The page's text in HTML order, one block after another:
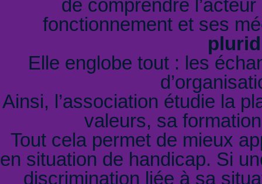
de comprendre
fonctionnement et ses
Elle englobe tout : les
Ainsi, l’association étudie la
valeurs, sa
Tout cela permet de mieux
en situation de handicap. Si
discrimination liée à sa